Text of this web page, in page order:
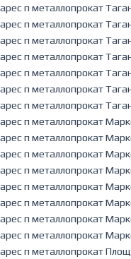
арес п металлопрокат
арес п металлопрокат
арес п металлопрокат
арес п металлопрокат
арес п металлопрокат
арес п металлопрокат
арес п металлопрокат
арес п металлопрокат
арес п металлопрокат
арес п металлопрокат
арес п металлопрокат
арес п металлопрокат
арес п металлопрокат
арес п металлопрокат
арес п металлопрокат
арес п металлопрокат